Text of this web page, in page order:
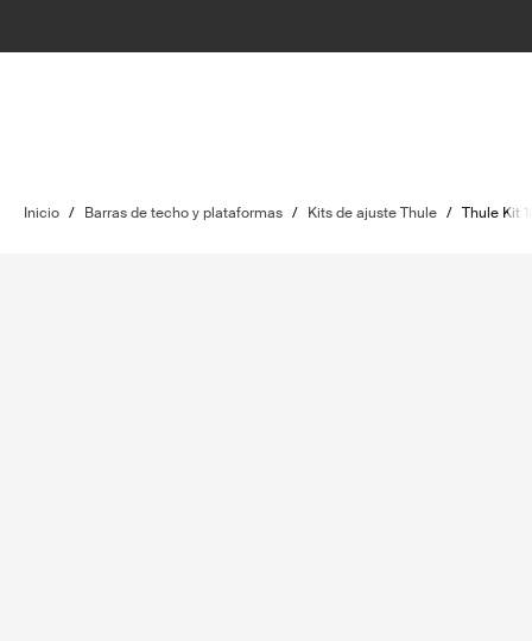
Inicio / Barras de techo y plataformas / Kits de ajuste Thule / Thule Kit